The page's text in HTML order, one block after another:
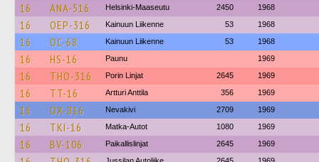
16 ANA-516 Helsinki-Maaseutu 2450 1968
16 OEP-316 Kainuun Liikenne 53 1968
16 OC-68 Kainuun Liikenne 53 1968
16 HS-16 Paunu 1969
16 THO-316 Porin Linjat 2645 1969
16 TT-16 Artturi Anttila 356 1969
16 OX-816 Nevakivi 2709 1969
16 TKI-16 Matka-Autot 1080 1969
16 BV-106 Paikallislinjat 2645 1969